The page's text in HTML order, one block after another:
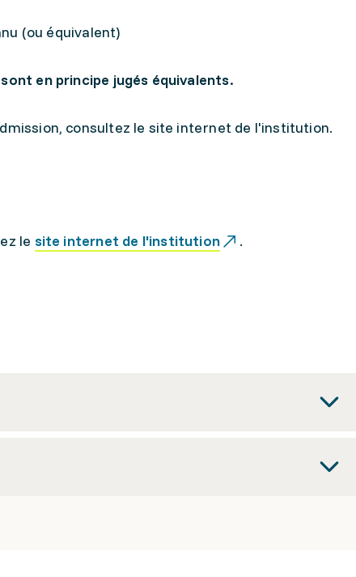
(ou équivalent)
sont en principe jugés équivalents.
consultez le site internet de l'institution.
le site internet de l'institution .